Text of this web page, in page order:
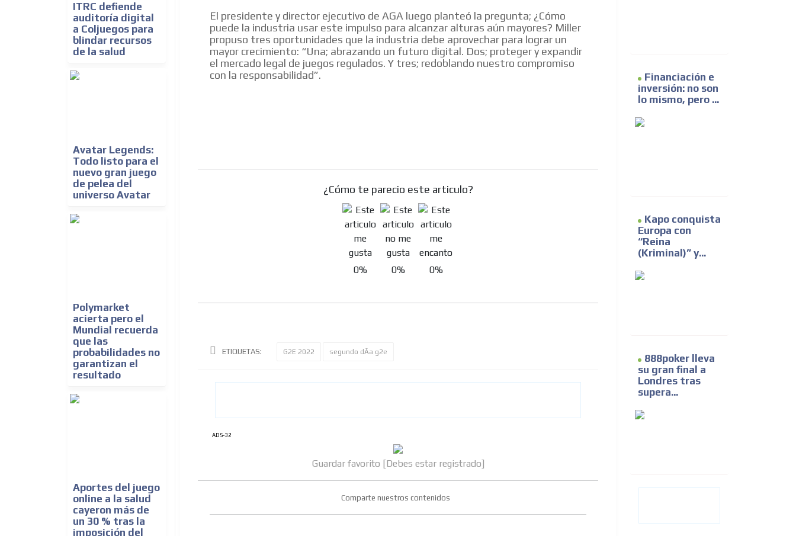
ITRC defiende
auditoría digital
a Coljuegos para
blindar recursos
de la salud
Avatar Legends:
Todo listo para el
nuevo gran juego
de pelea del
universo Avatar
Polymarket
acierta pero el
Mundial recuerda
que las
probabilidades no
garantizan el
resultado
Aportes del juego
online a la salud
cayeron más de
un 30 % tras la
imposición del
El presidente y director ejecutivo de AGA luego planteó la pregunta; ¿Cómo
puede la industria usar este impulso para alcanzar alturas aún mayores? Miller
propuso tres oportunidades que la industria debe aprovechar para lograr un
mayor crecimiento: “Una; abrazando un futuro digital. Dos; proteger y expandir
el mercado legal de juegos regulados. Y tres; redoblando nuestro compromiso
con la responsabilidad”.
¿Cómo te parecio este articulo?
0% 0% 0%
ETIQUETAS: G2E 2022 segundo dÃ­a g2e
ADS-32
Guardar favorito [Debes estar registrado]
Comparte nuestros contenidos
Financiación e
inversión: no son
lo mismo, pero ...
Kapo conquista
Europa con
“Reina
(Kriminal)” y...
888poker lleva
su gran final a
Londres tras
supera...